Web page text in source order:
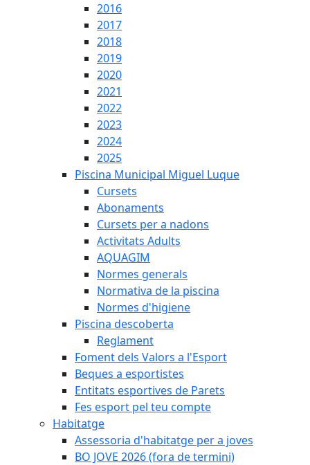
2016
2017
2018
2019
2020
2021
2022
2023
2024
2025
Piscina Municipal Miguel Luque
Cursets
Abonaments
Cursets per a nadons
Activitats Adults
AQUAGIM
Normes generals
Normativa de la piscina
Normes d'higiene
Piscina descoberta
Reglament
Foment dels Valors a l'Esport
Beques a esportistes
Entitats esportives de Parets
Fes esport pel teu compte
Habitatge
Assessoria d'habitatge per a joves
BO JOVE 2026 (fora de termini)